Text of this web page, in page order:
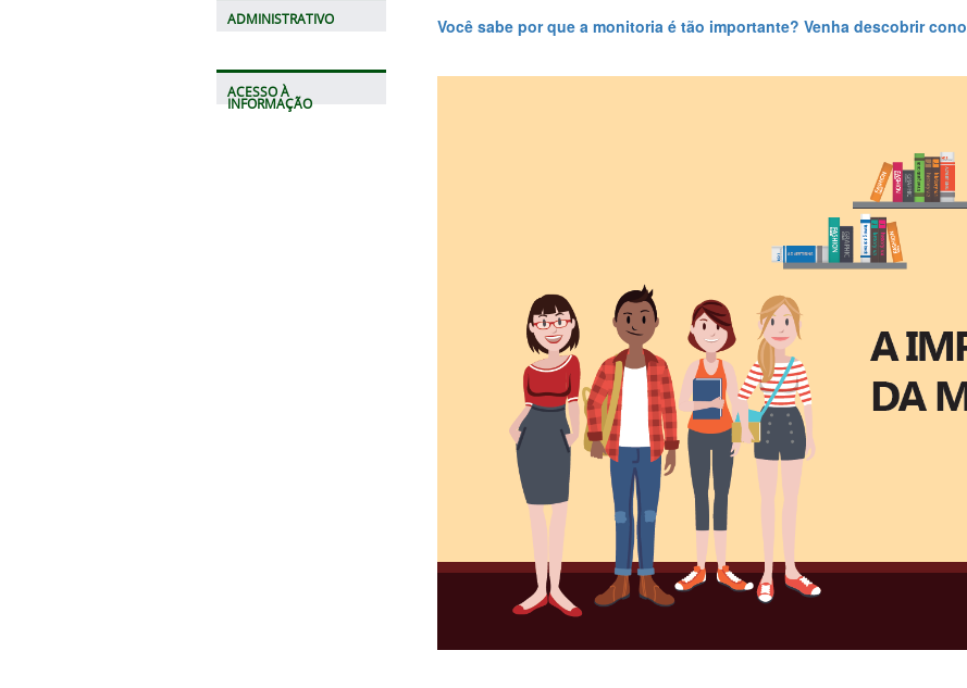
ADMINISTRATIVO
ACESSO À
INFORMAÇÃO
Você sabe por que a monitoria é tão importante? Venha descobrir